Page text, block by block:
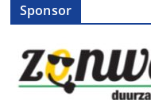
Sponsor